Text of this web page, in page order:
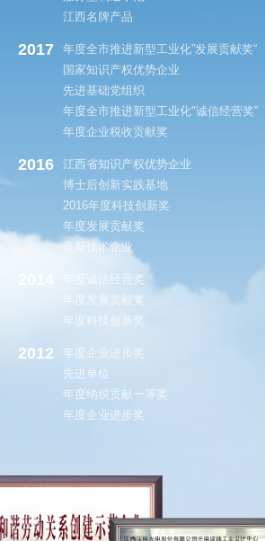
江西名牌产品
2017
年度全市推进新型工业化”发展贡献奖“
国家知识产权优势企业
先进基础党组织
年度全市推进新型工业化"诚信经营奖”
年度企业税收贡献奖
2016
江西省知识产权优势企业
博士后创新实践基地
2016年度科技创新奖
年度发展贡献奖
高新技术企业
年度诚信经营奖
年度发展贡献奖
年度科技创新奖
2012
年度企业进步奖
先进单位
年度纳税贡献一等奖
年度企业进步奖